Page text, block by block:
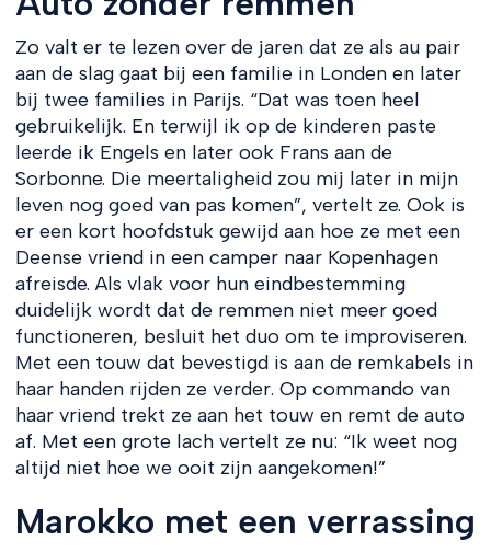
Zo valt er te lezen over de jaren dat ze als au pair
aan de slag gaat bij een familie in Londen en later
bij twee families in Parijs. “Dat was toen heel
gebruikelijk. En terwijl ik op de kinderen paste
leerde ik Engels en later ook Frans aan de
Sorbonne. Die meertaligheid zou mij later in mijn
leven nog goed van pas komen”, vertelt ze. Ook is
er een kort hoofdstuk gewijd aan hoe ze met een
Deense vriend in een camper naar Kopenhagen
afreisde. Als vlak voor hun eindbestemming
duidelijk wordt dat de remmen niet meer goed
functioneren, besluit het duo om te improviseren.
Met een touw dat bevestigd is aan de remkabels in
haar handen rijden ze verder. Op commando van
haar vriend trekt ze aan het touw en remt de auto
af. Met een grote lach vertelt ze nu: “Ik weet nog
altijd niet hoe we ooit zijn aangekomen!”
Marokko met een verrassing